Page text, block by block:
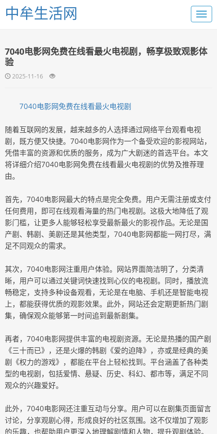
中牟生活网
7040电影网免费在线看最火电视剧，畅享极致观影体
验
2025-11-16
7040电影网免费在线看最火电视剧
随着互联网的发展，越来越多的人选择通过网络平台观看电视
剧，既方便又快捷。7040电影网作为一个备受欢迎的影视网站，
凭借丰富的资源和优质的服务，成为广大剧迷的首选平台。本文
将详细介绍7040电影网免费在线看最火电视剧的优势及推荐理
由。
首先，7040电影网最大的特点是完全免费。用户无需注册或支付
任何费用，即可在线观看海量的热门电视剧。这极大地降低了观
影门槛，让更多人能够轻松享受最新最火的影视作品。无论是国
产剧、韩剧、美剧还是其他类型，7040电影网都能一网打尽，满
足不同观众的需求。
其次，7040电影网注重用户体验。网站界面简洁明了，分类清
晰，用户可以通过关键词快速找到心仪的电视剧。同时，播放流
畅稳定，支持多种设备观看，无论是在电脑、手机还是智能电视
上，都能获得优质的观影效果。此外，网站还会定期更新热门剧
集，确保观众能够第一时间追到最新剧集。
再者，7040电影网提供丰富的电视剧资源。无论是热播的国产剧
《三十而已》，还是火爆的韩剧《爱的迫降》，亦或是经典的美
剧《权力的游戏》，都能在平台上轻松找到。平台涵盖了各种类
型的电视剧，包括爱情、悬疑、历史、科幻、都市等，满足不同
观众的兴趣爱好。
此外，7040电影网还注重互动与分享。用户可以在剧集页面留言
讨论，分享观剧心得，形成良好的社区氛围。这不仅增加了观影
的乐趣，也帮助用户更深入地理解剧情和人物，提升观剧体验。